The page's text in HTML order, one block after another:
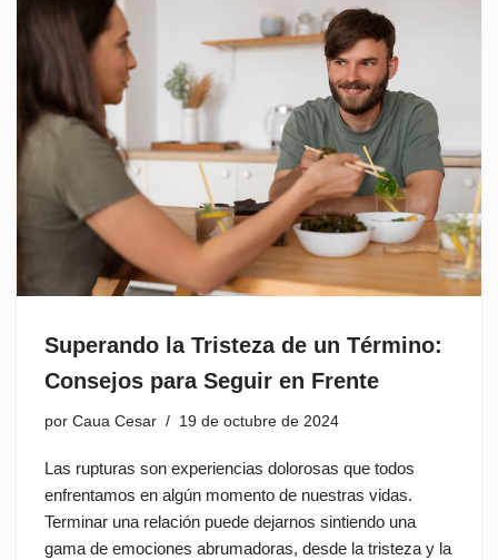
Superando la Tristeza de un Término:
Consejos para Seguir en Frente
por Caua Cesar 19 de octubre de 2024
Las rupturas son experiencias dolorosas que todos
enfrentamos en algún momento de nuestras vidas.
Terminar una relación puede dejarnos sintiendo una
gama de emociones abrumadoras, desde la tristeza y la